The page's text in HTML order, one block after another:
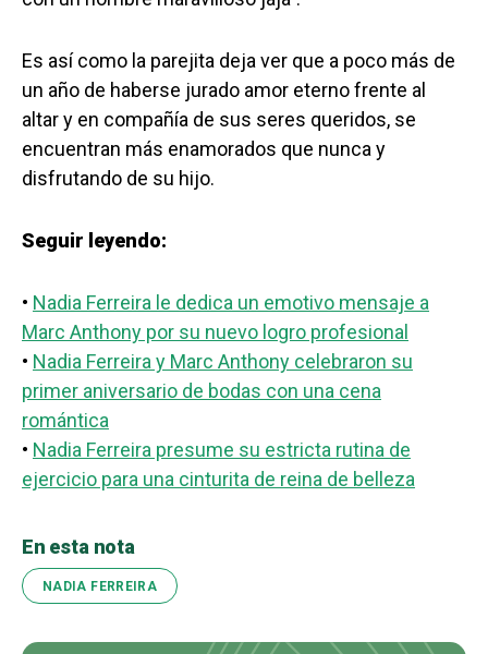
Es así como la parejita deja ver que a poco más de
un año de haberse jurado amor eterno frente al
altar y en compañía de sus seres queridos, se
encuentran más enamorados que nunca y
disfrutando de su hijo.
Seguir leyendo:
• Nadia Ferreira le dedica un emotivo mensaje a
Marc Anthony por su nuevo logro profesional
• Nadia Ferreira y Marc Anthony celebraron su
primer aniversario de bodas con una cena
romántica
• Nadia Ferreira presume su estricta rutina de
ejercicio para una cinturita de reina de belleza
En esta nota
NADIA FERREIRA